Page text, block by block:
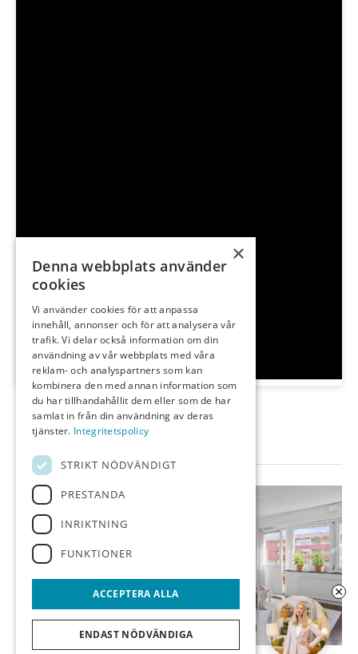
Bilder
×
Denna webbplats använder
cookies
Vi använder cookies för att anpassa
innehåll, annonser och för att analysera vår
trafik. Vi delar också information om din
användning av vår webbplats med våra
reklam- och analyspartners som kan
kombinera den med annan information som
du har tillhandahållit dem eller som de har
samlat in från din användning av deras
tjänster. Integritetspolicy
STRIKT NÖDVÄNDIGT
PRESTANDA
INRIKTNING
FUNKTIONER
ACCEPTERA ALLA
ENDAST NÖDVÄNDIGA